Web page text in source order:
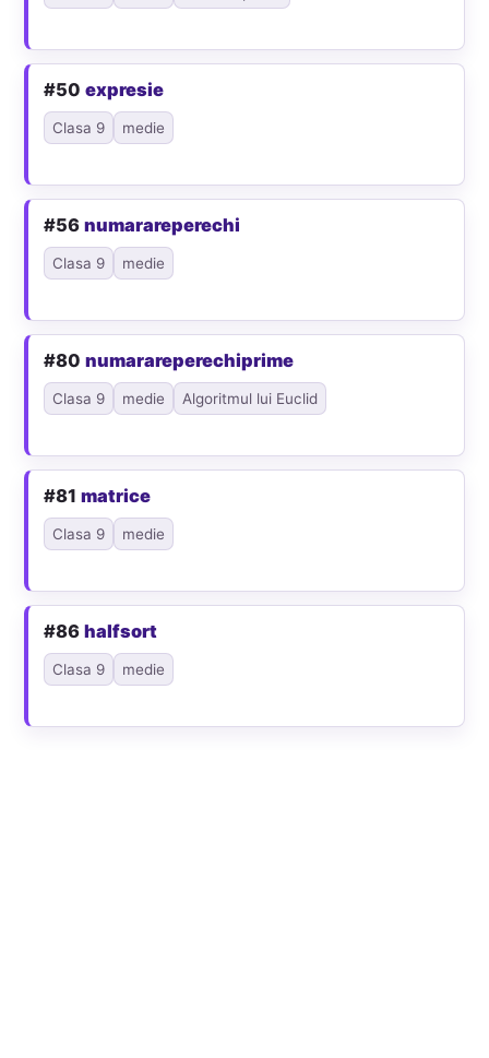
#50expresie
Clasa 9 medie
#56numarareperechi
Clasa 9 medie
#80numarareperechiprime
Clasa 9 medie Algoritmul lui Euclid
#81matrice
Clasa 9 medie
#86halfsort
Clasa 9 medie